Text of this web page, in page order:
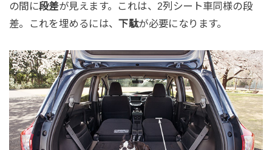
の間に段差が見えます。これは、2列シート車同様の段
差。これを埋めるには、下駄が必要になります。